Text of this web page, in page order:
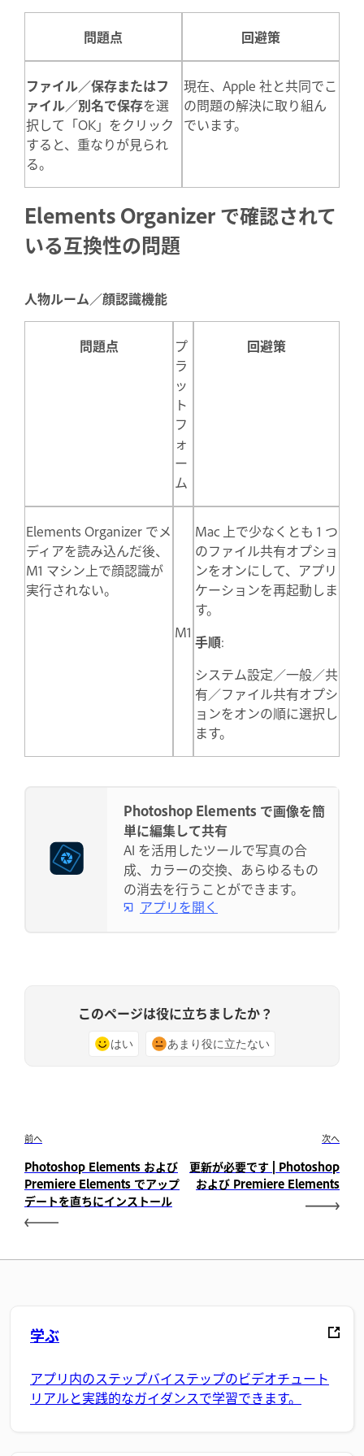
問題点 回避策
ファイル／保存またはフ
ァイル／別名で保存を選
択して「OK」をクリック
すると、重なりが見られ
る。
現在、Apple 社と共同でこ
の問題の解決に取り組ん
でいます。
Elements Organizer で確認されて
いる互換性の問題
人物ルーム／顔認識機能
問題点
プ
ラ
ッ
ト
フ
ォ
ー
ム
回避策
Elements Organizer でメ
ディアを読み込んだ後、
M1 マシン上で顔認識が
実行されない。
M1
Mac 上で少なくとも 1 つ
のファイル共有オプショ
ンをオンにして、アプリ
ケーションを再起動しま
す。
手順:
システム設定／一般／共
有／ファイル共有オプシ
ョンをオンの順に選択し
ます。
Photoshop Elements で画像を簡
単に編集して共有
AI を活用したツールで写真の合
成、カラーの交換、あらゆるもの
の消去を行うことができます。
アプリを開く
このページは役に立ちましたか？
はい あまり役に立たない
前へ
Photoshop Elements および
Premiere Elements でアップ
デートを直ちにインストール
次へ
更新が必要です | Photoshop
および Premiere Elements
学ぶ
アプリ内のステップバイステップのビデオチュート
リアルと実践的なガイダンスで学習できます。